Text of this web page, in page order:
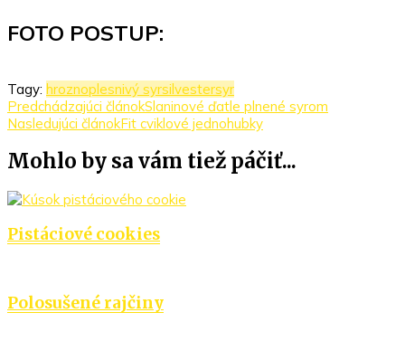
FOTO POSTUP:
Tagy: hroznoplesnivý syrsilvestersyr
Navigácia
v
článku
Predchádzajúci článokSlaninové ďatle plnené syrom
Nasledujúci článokFit cviklové jednohubky
Mohlo by sa vám tiež páčiť...
Pistáciové cookies
Polosušené rajčiny